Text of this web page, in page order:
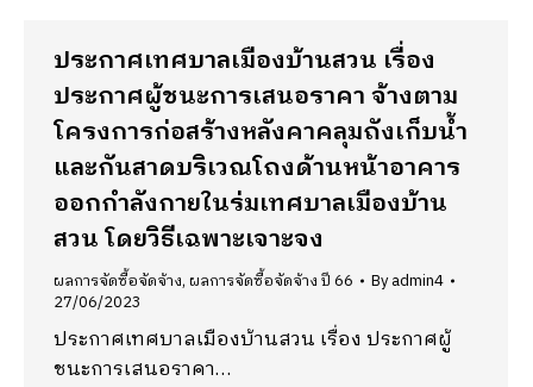
ประกาศเทศบาลเมืองบ้านสวน เรื่อง
ประกาศผู้ชนะการเสนอราคา จ้างตาม
โครงการก่อสร้างหลังคาคลุมถังเก็บน้ำ
และกันสาดบริเวณโถงด้านหน้าอาคาร
ออกกำลังกายในร่มเทศบาลเมืองบ้าน
สวน โดยวิธีเฉพาะเจาะจง
ผลการจัดซื้อจัดจ้าง,ผลการจัดซื้อจัดจ้าง ปี 66 Byadmin4
27/06/2023
ประกาศเทศบาลเมืองบ้านสวน เรื่อง ประกาศผู้
ชนะการเสนอราคา…